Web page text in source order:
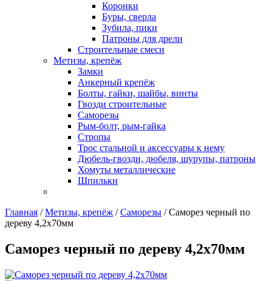
Коронки
Буры, сверла
Зубила, пики
Патроны для дрели
Строительные смеси
Метизы, крепёж
Замки
Анкерный крепёж
Болты, гайки, шайбы, винты
Гвозди строительные
Саморезы
Рым-болт, рым-гайка
Стропы
Трос стальной и аксессуары к нему
Дюбель-гвозди, дюбеля, шурупы, патроны
Хомуты металлические
Шпильки
Главная /Метизы, крепёж /Саморезы /Саморез черный по
дереву 4,2x70мм
Саморез черный по дереву 4,2x70мм